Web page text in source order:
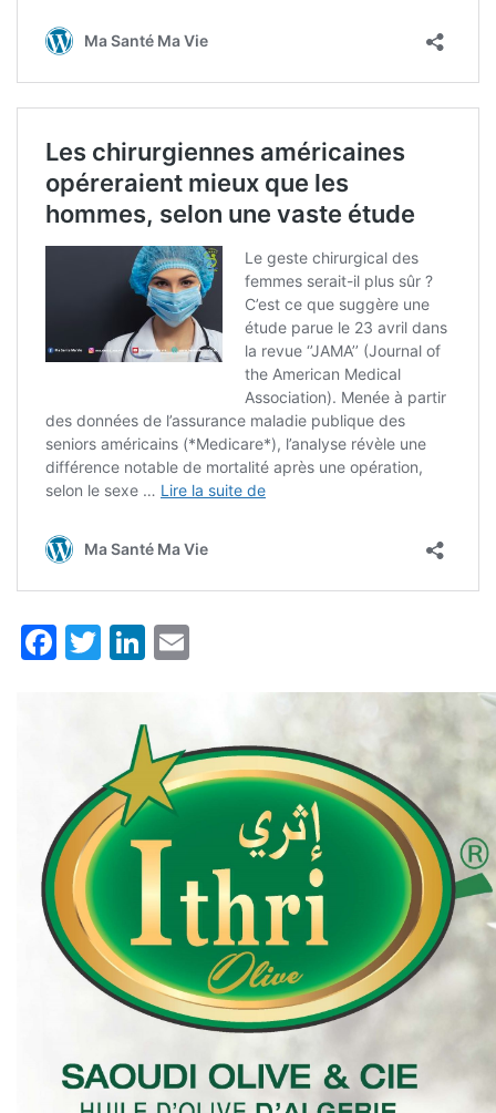
Facebook
TwitterLinkedIn